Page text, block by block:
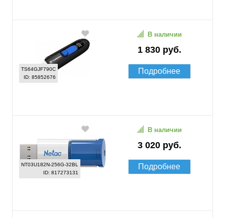
TS64GJF790C
ID: 85852676
1 830 руб.
В наличии
Подробнее
NT03U182N-256G-32BL
ID: 817273131
3 020 руб.
В наличии
Подробнее